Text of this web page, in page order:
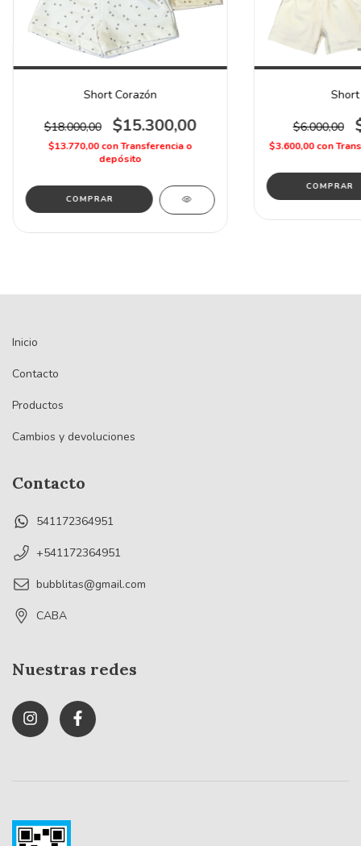
Short Corazón
$18.000,00 $15.300,00
$13.770,00conTransferencia o
depósito
COMPRAR
$6.000,00
$3.600,00con
COMPRAR
Inicio
Contacto
Productos
Cambios y devoluciones
Contacto
541172364951
+541172364951
bubblitas@gmail.com
CABA
Nuestras redes